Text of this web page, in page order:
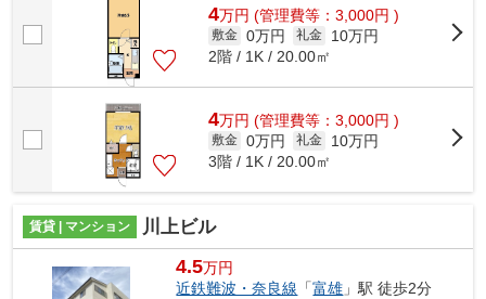
4万円 (管理費等：3,000円 )
敷金 0万円 礼金
10万円
2階 / 1K / 20.00㎡
4万円 (管理費等：3,000円 )
敷金 0万円 礼金
10万円
3階 / 1K / 20.00㎡
賃貸 | マンション 川上ビル
4.5万円
近鉄難波・奈良線 「富雄 」駅 徒歩2分